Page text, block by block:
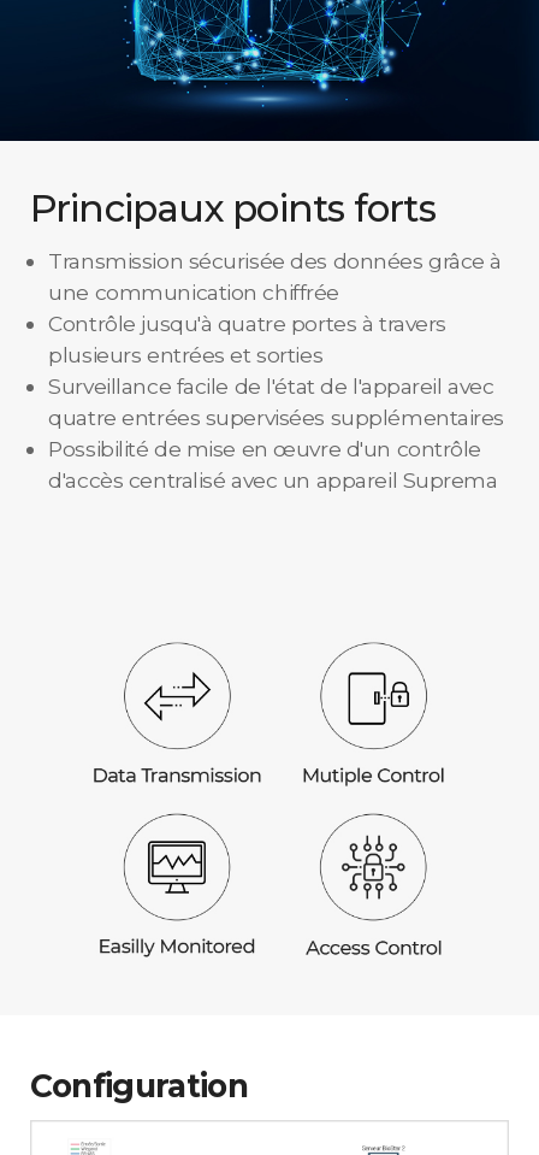
Principaux points forts
Transmission sécurisée des données grâce à
une communication chiffrée
Contrôle jusqu'à quatre portes à travers
plusieurs entrées et sorties
Surveillance facile de l'état de l'appareil avec
quatre entrées supervisées supplémentaires
Possibilité de mise en œuvre d'un contrôle
d'accès centralisé avec un appareil Suprema
Configuration